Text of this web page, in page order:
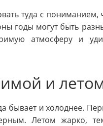
туда с пониманием,
годы могут быть
атмосферу и
и
бывает и холоднее.
Летом жарко,